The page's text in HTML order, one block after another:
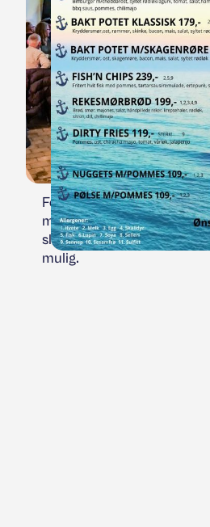
For de som kommer med
med gratis parkering rett
slik at ditt besøk blir så
mulig.